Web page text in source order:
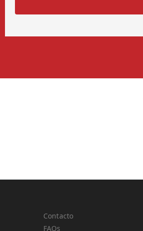
Contacto
FAQs